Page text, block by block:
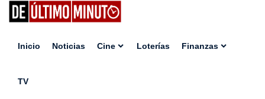
Inicio Noticias Cine Loterías Finanzas
TV